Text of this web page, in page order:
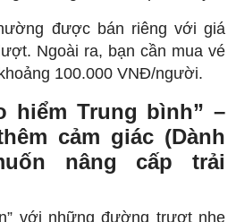
được bán riêng với giá
Ngoài ra, bạn cần mua vé
100.000 VNĐ/người.
hiểm Trung bình” –
cảm giác (Dành
nâng cấp trải
với những đường trượt nhẹ